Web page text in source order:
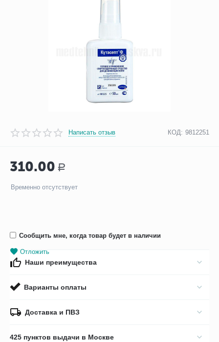
Написать отзыв КОД: 9812251
310.00 Р
Временно отсутствует
Сообщить мне, когда товар будет в наличии
Отложить
Наши преимущества
Варианты оплаты
Доставка и ПВЗ
425 пунктов выдачи в Москве